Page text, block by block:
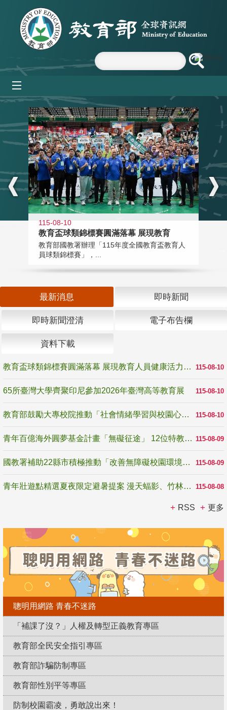
跳到主要內容區塊
:::
115-08-10
教育盃球類錦標賽圓滿落幕 展現教育
教育部國教署辦理「115年度全國教育盃教育人
員球類錦標賽」，...
最新消息 即時新聞
即時新聞澄清 電子布告欄
資料下載
115-08-10
教育盃球類錦標賽圓滿落幕 展現教育人員健康活力與團隊精神
115-08-10
65所臺灣大學齊聚印尼參加2026年臺灣高等教育展
115-08-10
教育部鼓勵大專校院推動「社會情緒學習與校園心理健康促進計畫」 培育校園「心」韌性
115-08-09
青年百億海外圓夢基金計畫「無礙征途」 12位特教與弱勢青年勇闖西班牙 跨越感官限制見證生命蛻變
115-08-09
國教署補助22縣市積極推動「改善無障礙校園環境計畫」 打造友善、安全、無礙學習空間
115-08-08
青年壯遊點精選夏夜限定避暑提案 漫天蝠影、竹林尋蛙、茶香夜觀 邀青年暮色出發
RSS 更多
聰明用網路 青春不迷路
「補課了沒？」人權及轉型正義教育專區
教育部全民安全指引專區
教育部詐騙防制專區
教育部性別平等專區
防制校園霸凌，勇敢說出來！